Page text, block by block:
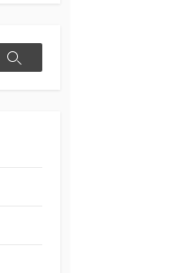
検